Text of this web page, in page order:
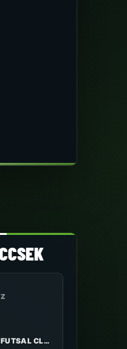
1. FUTSAL CLUB VESZPRÉM